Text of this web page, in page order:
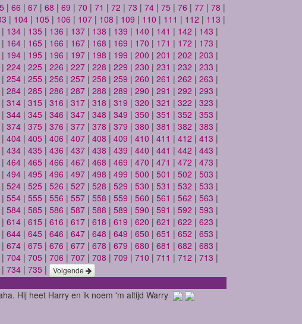
| 66 | 67 | 68 | 69 | 70 | 71 | 72 | 73 | 74 | 75 | 76 | 77 | 78 |
| 104 | 105 | 106 | 107 | 108 | 109 | 110 | 111 | 112 | 113 |
| 134 | 135 | 136 | 137 | 138 | 139 | 140 | 141 | 142 | 143 |
| 164 | 165 | 166 | 167 | 168 | 169 | 170 | 171 | 172 | 173 |
| 194 | 195 | 196 | 197 | 198 | 199 | 200 | 201 | 202 | 203 |
| 224 | 225 | 226 | 227 | 228 | 229 | 230 | 231 | 232 | 233 |
| 254 | 255 | 256 | 257 | 258 | 259 | 260 | 261 | 262 | 263 |
| 284 | 285 | 286 | 287 | 288 | 289 | 290 | 291 | 292 | 293 |
| 314 | 315 | 316 | 317 | 318 | 319 | 320 | 321 | 322 | 323 |
| 344 | 345 | 346 | 347 | 348 | 349 | 350 | 351 | 352 | 353 |
| 374 | 375 | 376 | 377 | 378 | 379 | 380 | 381 | 382 | 383 |
| 404 | 405 | 406 | 407 | 408 | 409 | 410 | 411 | 412 | 413 |
| 434 | 435 | 436 | 437 | 438 | 439 | 440 | 441 | 442 | 443 |
| 464 | 465 | 466 | 467 | 468 | 469 | 470 | 471 | 472 | 473 |
| 494 | 495 | 496 | 497 | 498 | 499 | 500 | 501 | 502 | 503 |
| 524 | 525 | 526 | 527 | 528 | 529 | 530 | 531 | 532 | 533 |
| 554 | 555 | 556 | 557 | 558 | 559 | 560 | 561 | 562 | 563 |
| 584 | 585 | 586 | 587 | 588 | 589 | 590 | 591 | 592 | 593 |
| 614 | 615 | 616 | 617 | 618 | 619 | 620 | 621 | 622 | 623 |
| 644 | 645 | 646 | 647 | 648 | 649 | 650 | 651 | 652 | 653 |
| 674 | 675 | 676 | 677 | 678 | 679 | 680 | 681 | 682 | 683 |
| 704 | 705 | 706 | 707 | 708 | 709 | 710 | 711 | 712 | 713 |
| 734 | 735 | Volgende
Hij heet Harry en ik noem 'm altijd Warry